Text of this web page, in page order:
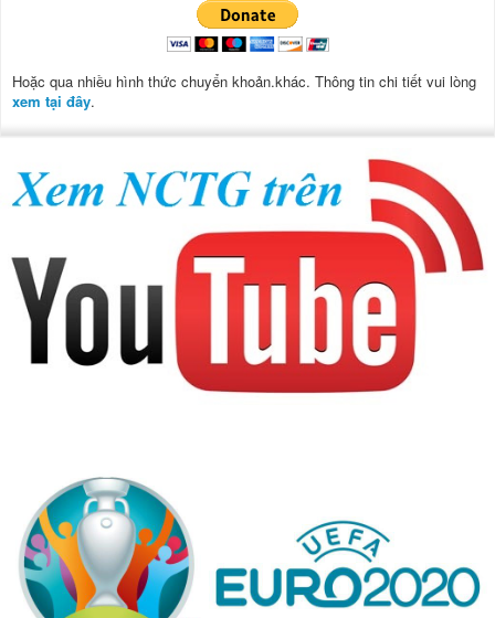
Hoặc qua nhiều hình thức chuyển khoản.khác. Thông tin chi tiết vui lòng
xem tại đây.